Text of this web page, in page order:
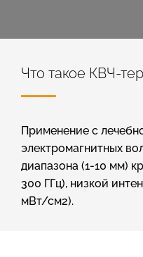
Что такое КВЧ-
Применение с
электромагнитных
диапазона (1-10 мм)
300 ГГц), низкой
мВт/см2).